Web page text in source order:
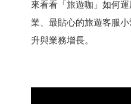
來看看「旅遊咖」如何
業、最貼心的旅遊客服
升與業務增長。